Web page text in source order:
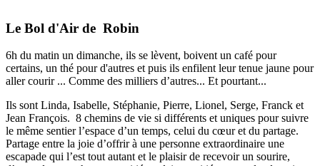
Le Bol d'Air de Robin
6h du matin un dimanche, ils se lèvent, boivent un café pour
certains, un thé pour d'autres et puis ils enfilent leur tenue jaune pour
aller courir ... Comme des milliers d’autres... Et pourtant...
Ils sont Linda, Isabelle, Stéphanie, Pierre, Lionel, Serge, Franck et
Jean François. 8 chemins de vie si différents et uniques pour suivre
le même sentier l’espace d’un temps, celui du cœur et du partage.
Partage entre la joie d’offrir à une personne extraordinaire une
escapade qui l’est tout autant et le plaisir de recevoir un sourire,